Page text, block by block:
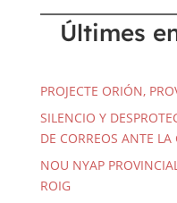
Últimes
PROJECTE ORIÓN,
SILENCIO Y
DE CORREOS ANTE
NOU NYAP
ROIG